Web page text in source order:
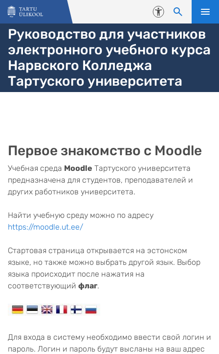
Liigu edasi põhisisu juurde
Juurdepääsetavus
Руководство для участников
электронного учебного курса
Нарвского Колледжа
Тартуского университета
Первое знакомство с Moodle
Учебная среда Moodle Тартуского университета
предназначена для студентов, преподавателей и
других работников университета.
Найти учебную среду можно по адресу
https://moodle.ut.ee/
Стартовая страница открывается на эстонском
языке, но также можно выбрать другой язык. Выбор
языка происходит после нажатия на
соответствующий флаг.
Для входа в систему необходимо ввести свой логин и
пароль. Логин и пароль будут высланы на ваш адрес